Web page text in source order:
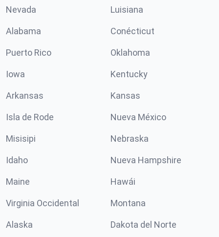
Nevada Luisiana
Alabama Conécticut
Puerto Rico Oklahoma
Iowa Kentucky
Arkansas Kansas
Isla de Rode Nueva México
Misisipi Nebraska
Idaho Nueva Hampshire
Maine Hawái
Virginia Occidental Montana
Alaska Dakota del Norte